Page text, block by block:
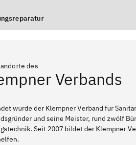
des
Verbands
wurde der Klempner Verband für
und seine Meister, rund zwölf
Seit 2007 bildet der Klempner